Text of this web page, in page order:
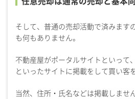
そして、普通の売却活動で済みます
も何もありません。
不動産屋がポータルサイトといって
といったサイトに掲載をして買い客
当然、住所・氏名などは掲載しませ